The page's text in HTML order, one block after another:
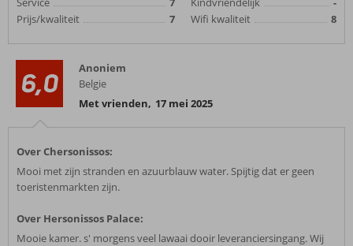
Prijs/kwaliteit
7
Wifi kwaliteit
8
6,0
Anoniem
Belgie
Met vrienden, 17 mei 2025
Over Chersonissos:
Mooi met zijn stranden en azuurblauw water. Spijtig dat er geen
toeristenmarkten zijn.
Over Hersonissos Palace:
Mooie kamer. s' morgens veel lawaai dooir leveranciersingang. Wij